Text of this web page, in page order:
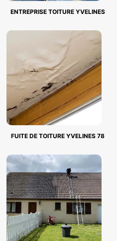
ENTREPRISE TOITURE YVELINES
FUITE DE TOITURE YVELINES 78